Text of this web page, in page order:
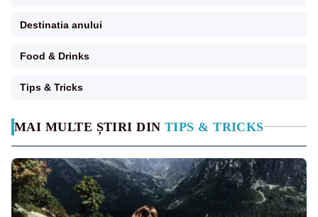
MAI MULTE ȘTIRI DIN TIPS & TRICKS
Destinatia anului
Food & Drinks
Tips & Tricks